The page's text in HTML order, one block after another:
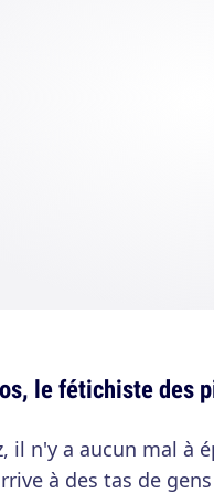
le fétichiste des
il n'y a aucun mal à
à des tas de